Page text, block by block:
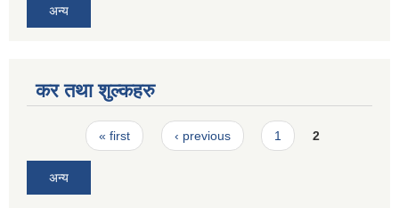
अन्य
कर तथा शुल्कहरु
Pages« first ‹ previous 1 2
अन्य